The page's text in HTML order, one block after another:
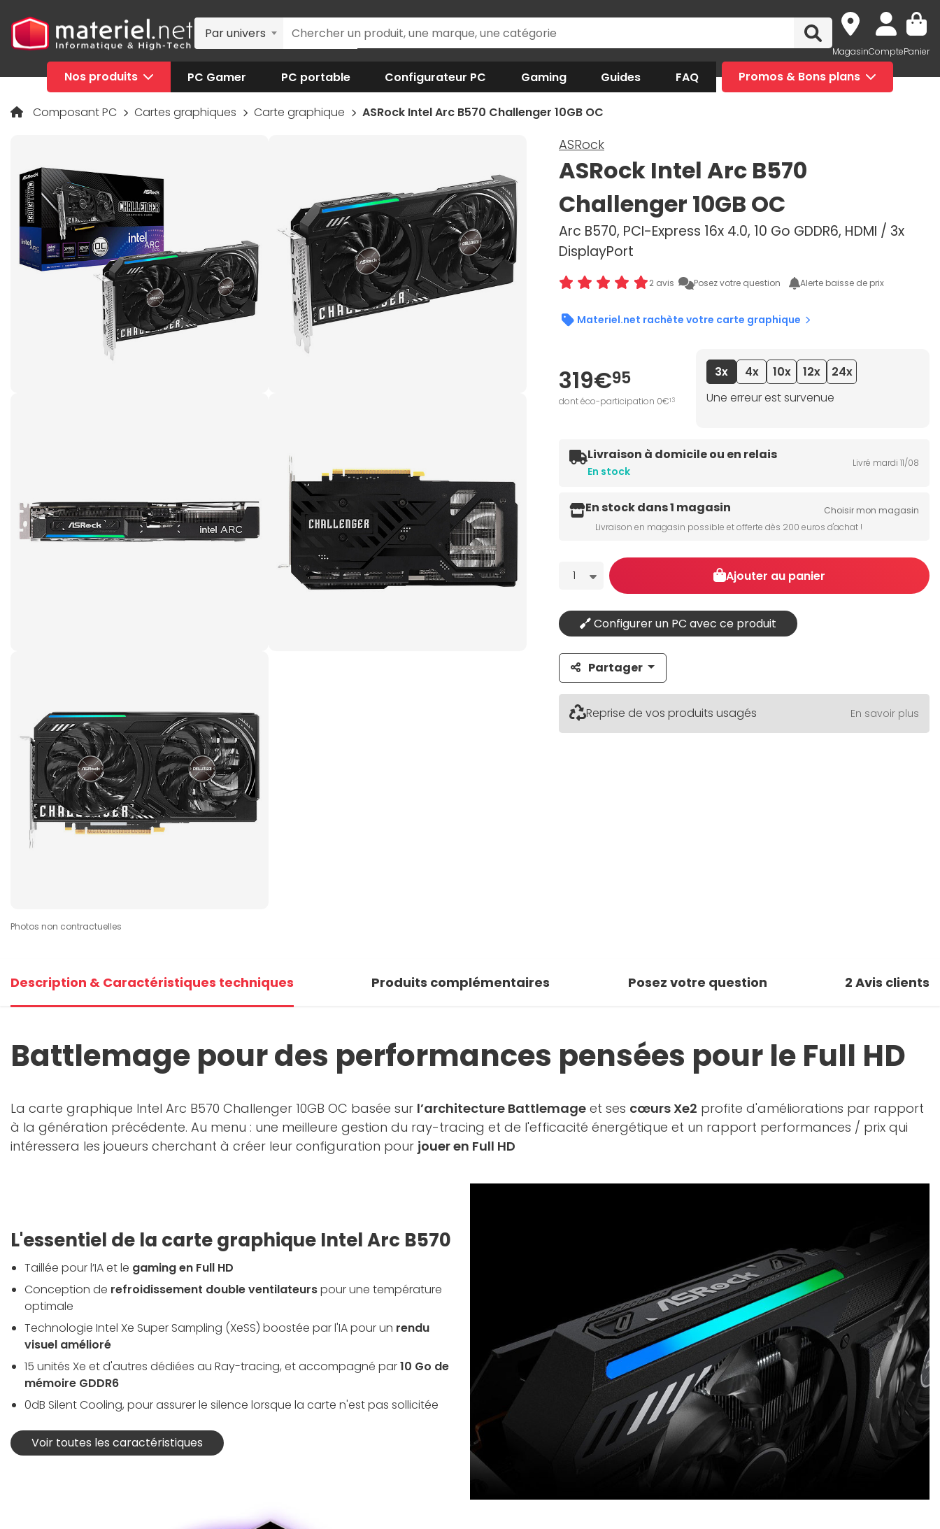
Par univers
MagasinComptePanier
Nos produits PC Gamer PC portable Configurateur PC Gaming Guides FAQ Promos & Bons plans
Composant PC Cartes graphiques Carte graphique ASRock Intel Arc B570 Challenger 10GB OC
Photos non contractuelles
ASRock
ASRock Intel Arc B570
Challenger 10GB OC
Arc B570, PCI-Express 16x 4.0, 10 Go GDDR6, HDMI / 3x
DisplayPort
2 avis Posez votre question Alerte baisse de prix
Materiel.net rachète votre carte graphique
319€95
dont éco-participation 0€13
3x 4x 10x 12x
24x
Une erreur est survenue
Livraison à domicile ou en relais
En stock
Livré mardi 11/08
En stock dans 1 magasin
Choisir mon magasin
Livraison en magasin possible et offerte dès 200 euros d'achat !
Quantité
1 Ajouter au panier
Configurer un PC avec ce produit
Partager
Reprise de vos produits usagés En savoir plus
Description & Caractéristiques techniques Produits complémentaires Posez votre question 2 Avis clients
Battlemage pour des performances pensées pour le Full HD
La carte graphique Intel Arc B570 Challenger 10GB OC basée sur l’architecture Battlemage et ses cœurs Xe2 profite d'améliorations par rapport
à la génération précédente. Au menu : une meilleure gestion du ray-tracing et de l'efficacité énergétique et un rapport performances / prix qui
intéressera les joueurs cherchant à créer leur configuration pour jouer en Full HD
L'essentiel de la carte graphique Intel Arc B570
Taillée pour l’IA et le gaming en Full HD
Conception de refroidissement double ventilateurspour une température
optimale
Technologie Intel Xe Super Sampling (XeSS) boostée par l'IA pour un rendu
visuel amélioré
15 unités Xe et d'autres dédiées au Ray-tracing, et accompagné par10 Go de
mémoire GDDR6
0dB Silent Cooling, pour assurer le silence lorsque la carte n'est pas sollicitée
Voir toutes les caractéristiques